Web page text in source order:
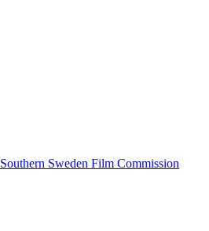
Southern Sweden Film Commission